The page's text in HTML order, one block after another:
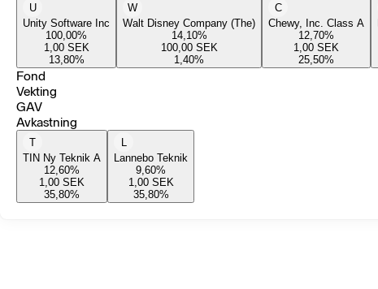
U
Unity Software Inc
100,00%
1,00 SEK
13,80%
W
Walt Disney Company (The)
14,10%
100,00 SEK
1,40%
C
Chewy, Inc. Class A
12,70%
1,00 SEK
25,50%
Fond
Vekting
GAV
Avkastning
T
TIN Ny Teknik A
12,60%
1,00 SEK
35,80%
L
Lannebo Teknik
9,60%
1,00 SEK
35,80%